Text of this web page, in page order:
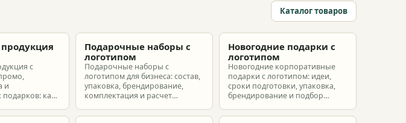
Каталог товаров
с
и
как
лишних
Подарочные наборы с
логотипом
Подарочные наборы с
логотипом для бизнеса: состав,
упаковка, брендирование,
комплектация и расчет
разные бюджеты.
Новогодние подарки с
логотипом
Новогодние корпоративные
подарки с логотипом: идеи,
сроки подготовки, упаковка,
брендирование и подбор
партнеров и сотрудников.